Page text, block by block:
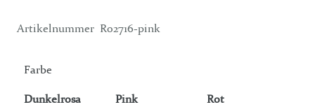
Artikelnummer R02716-pink
Farbe
Dunkelrosa Pink Rot